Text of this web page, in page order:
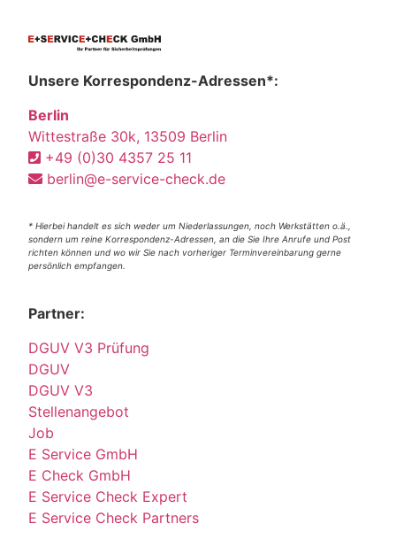
Unsere Korrespondenz-Adressen*:
Berlin
Wittestraße 30k, 13509 Berlin
+49 (0)30 4357 25 11
berlin@e-service-check.de
* Hierbei handelt es sich weder um Niederlassungen, noch Werkstätten o.ä.,
sondern um reine Korrespondenz-Adressen, an die Sie Ihre Anrufe und Post
richten können und wo wir Sie nach vorheriger Terminvereinbarung gerne
persönlich empfangen.
Partner:
DGUV V3 Prüfung
DGUV
DGUV V3
Stellenangebot
Job
E Service GmbH
E Check GmbH
E Service Check Expert
E Service Check Partners